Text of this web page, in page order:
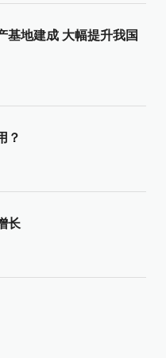
基地建成 大幅提升我国
？
长